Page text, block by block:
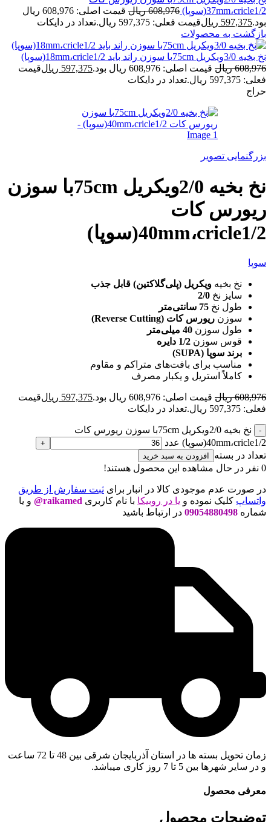
37mm،cricle1/2(سوپا)
608,976 ریال
قیمت اصلی: 608,976 ریال
بود.597,375 ریالقیمت فعلی: 597,375 ریال.
تعداد در دایکات
بازگشت به محصولات
نخ بخیه 3/0ویکریل 75cmبا سوزن راند باید 18mm،cricle1/2(سوپا)
608,976 ریال قیمت اصلی: 608,976 ریال بود. 597,375 ریالقیمت
فعلی: 597,375 ریال.
تعداد در دایکات
حراج
بزرگنمایی تصویر
نخ بخیه 2/0ویکریل 75cmبا سوزن
ریورس کات
40mm،cricle1/2(سوپا)
سوپا
نخ بخیه ویکریل (پلی‌گلاکتین) قابل جذب
سایز نخ 2/0
طول نخ 75 سانتی‌متر
سوزن ریورس کات (Reverse Cutting)
طول سوزن 40 میلی‌متر
قوس سوزن 1/2 دایره
برند سوپا (SUPA)
مناسب برای بافت‌های متراکم و مقاوم
کاملاً استریل و یکبار مصرف
608,976 ریال قیمت اصلی: 608,976 ریال بود. 597,375 ریالقیمت
فعلی: 597,375 ریال.
تعداد در دایکات
نخ بخیه 2/0ویکریل 75cmبا سوزن ریورس کات
40mm،cricle1/2(سوپا) عدد
تعداد در بسته
افزودن به سبد خرید
0 نفر در حال مشاهده این محصول هستند!
در صورت عدم موجودی کالا در انبار برای ثبت سفارش از طریق
واتساپ کلیک نموده و یا در روبیکا با نام کاربری raikamed@
و یا
شماره 09054880498 در ارتباط باشید
زمان تحویل بسته ها در استان آذربایجان شرقی بین 48 تا 72 ساعت
و در سایر شهرها بین 5 تا 7 روز کاری میباشد.
معرفی محصول
توضیحات محصول